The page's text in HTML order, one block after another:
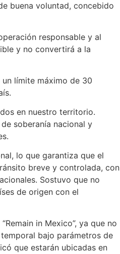
buena voluntad, concebido
responsable y al
y no convertirá a la
límite máximo de 30
en nuestro territorio.
soberanía nacional y
lo que garantiza que el
breve y controlada, con
Sostuvo que no
de origen con el
in Mexico”, ya que no
bajo parámetros de
que estarán ubicadas en